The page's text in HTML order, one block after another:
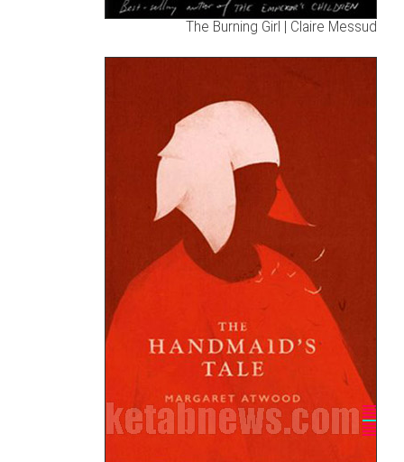
The Burning Girl | Claire Messud